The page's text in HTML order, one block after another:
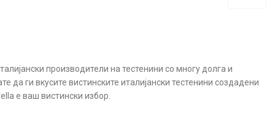
производители на тестенини со многу долга и
да ги вкусите вистинските италијански тестенини создадени
е ваш вистински избор.